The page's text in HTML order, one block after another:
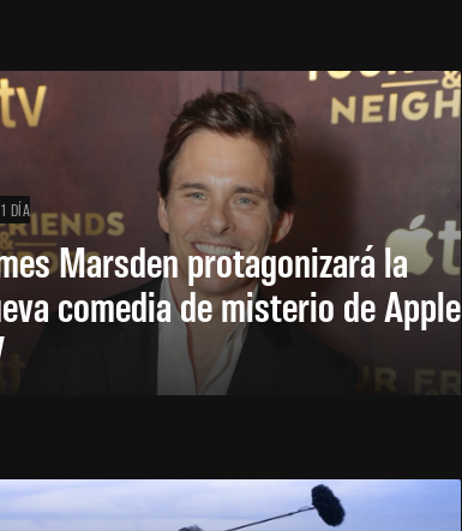
DÍA
Marsden protagonizará la
comedia de misterio de Apple